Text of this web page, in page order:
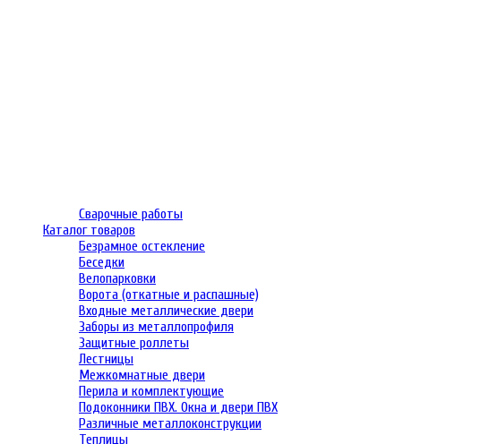
Сварочные работы
Каталог товаров
Безрамное остекление
Беседки
Велопарковки
Ворота (откатные и распашные)
Входные металлические двери
Заборы из металлопрофиля
Защитные роллеты
Лестницы
Межкомнатные двери
Перила и комплектующие
Подоконники ПВХ. Окна и двери ПВХ
Различные металлоконструкции
Теплицы